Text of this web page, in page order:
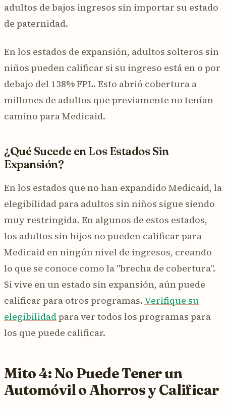
adultos de bajos ingresos sin importar su estado
de paternidad.
En los estados de expansión, adultos solteros sin
niños pueden calificar si su ingreso está en o por
debajo del 138% FPL. Esto abrió cobertura a
millones de adultos que previamente no tenían
camino para Medicaid.
¿Qué Sucede en Los Estados Sin
Expansión?
En los estados que no han expandido Medicaid, la
elegibilidad para adultos sin niños sigue siendo
muy restringida. En algunos de estos estados,
los adultos sin hijos no pueden calificar para
Medicaid en ningún nivel de ingresos, creando
lo que se conoce como la "brecha de cobertura".
Si vive en un estado sin expansión, aún puede
calificar para otros programas. Verifique su
elegibilidadpara ver todos los programas para
los que puede calificar.
Mito 4: No Puede Tener un
Automóvil o Ahorros y Calificar